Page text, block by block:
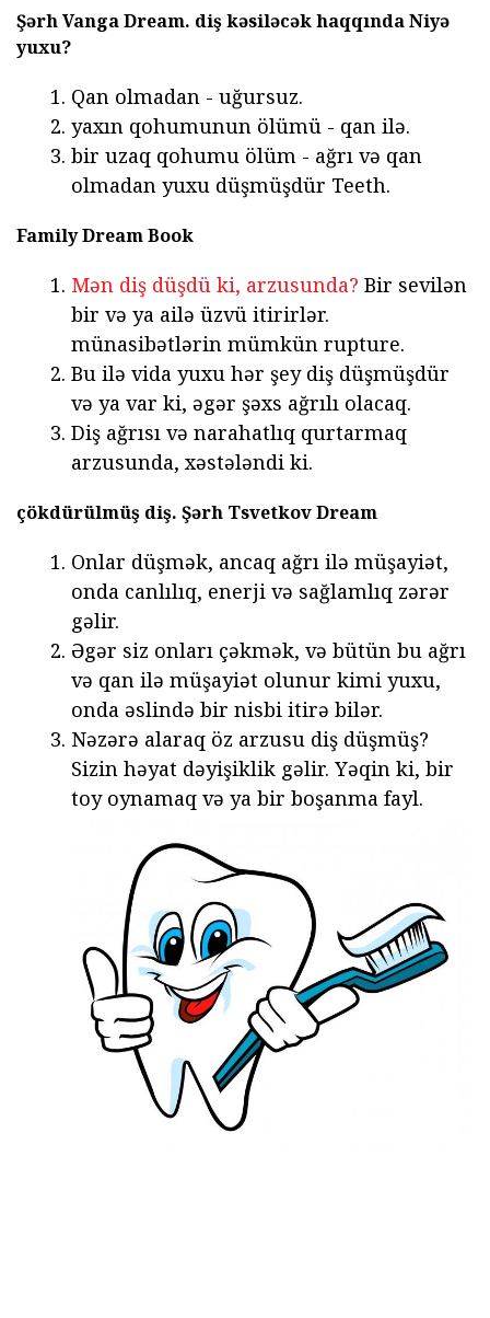
Şərh Vanga Dream. diş kəsiləcək haqqında Niyə
yuxu?
Qan olmadan - uğursuz.
yaxın qohumunun ölümü - qan ilə.
bir uzaq qohumu ölüm - ağrı və qan
olmadan yuxu düşmüşdür Teeth.
Family Dream Book
Mən diş düşdü ki, arzusunda? Bir sevilən
bir və ya ailə üzvü itirirlər.
münasibətlərin mümkün rupture.
Bu ilə vida yuxu hər şey diş düşmüşdür
və ya var ki, əgər şəxs ağrılı olacaq.
Diş ağrısı və narahatlıq qurtarmaq
arzusunda, xəstələndi ki.
çökdürülmüş diş. Şərh Tsvetkov Dream
Onlar düşmək, ancaq ağrı ilə müşayiət,
onda canlılıq, enerji və sağlamlıq zərər
gəlir.
Əgər siz onları çəkmək, və bütün bu ağrı
və qan ilə müşayiət olunur kimi yuxu,
onda əslində bir nisbi itirə bilər.
Nəzərə alaraq öz arzusu diş düşmüş?
Sizin həyat dəyişiklik gəlir. Yəqin ki, bir
toy oynamaq və ya bir boşanma fayl.